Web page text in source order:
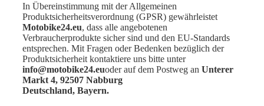
In Übereinstimmung mit der Allgemeinen
Produktsicherheitsverordnung (GPSR) gewährleistet
Motobike24.eu, dass alle angebotenen
Verbraucherprodukte sicher sind und den EU-Standards
entsprechen. Mit Fragen oder Bedenken bezüglich der
Produktsicherheit kontaktiere uns bitte unter
info@motobike24.euoder auf dem Postweg an Unterer
Markt 4, 92507 Nabburg
Deutschland, Bayern.